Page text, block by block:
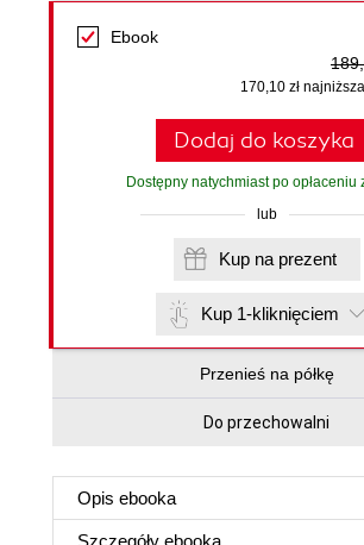
Ebook
170,10 zł
Dodaj do koszyka
Dostępny natychmiast po opłaceniu
lub
Kup na prezent
Kup 1-kliknięciem
Przenieś na półkę
Do przechowalni
Opis ebooka
Szczegóły ebooka